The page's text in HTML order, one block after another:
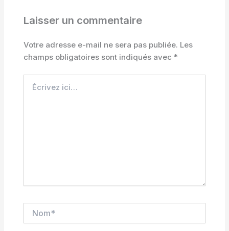
Laisser un commentaire
Votre adresse e-mail ne sera pas publiée. Les
champs obligatoires sont indiqués avec *
ici…